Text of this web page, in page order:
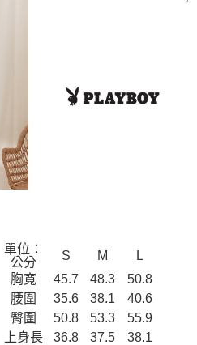
單位：
公分
S M
L
胸寬 45.7 48.3
50.8
腰圍 35.6 38.1
40.6
臀圍 50.8 53.3
55.9
上身長 36.8 37.5
38.1